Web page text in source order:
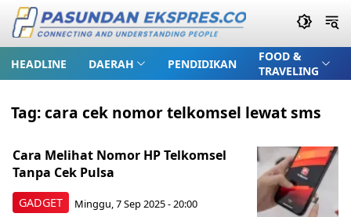
HEADLINE DAERAH PENDIDIKAN
FOOD &
TRAVELING
Tag:cara cek nomor telkomsel lewat sms
GADGET
Cara Melihat Nomor HP Telkomsel
Tanpa Cek Pulsa
Minggu, 7 Sep 2025 - 20:00